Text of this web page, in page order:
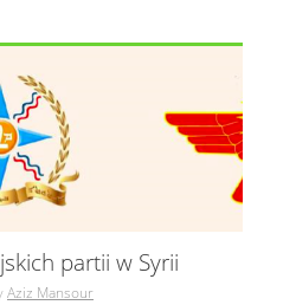
partii w Syrii
Aziz Mansour